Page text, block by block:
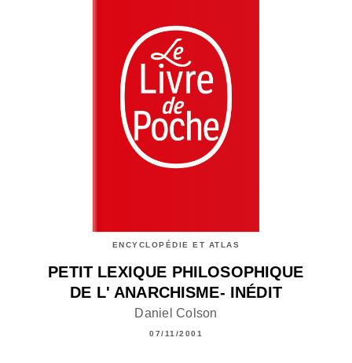
ENCYCLOPÉDIE ET ATLAS
PETIT LEXIQUE PHILOSOPHIQUE
DE L' ANARCHISME- INÉDIT
Daniel Colson
07/11/2001